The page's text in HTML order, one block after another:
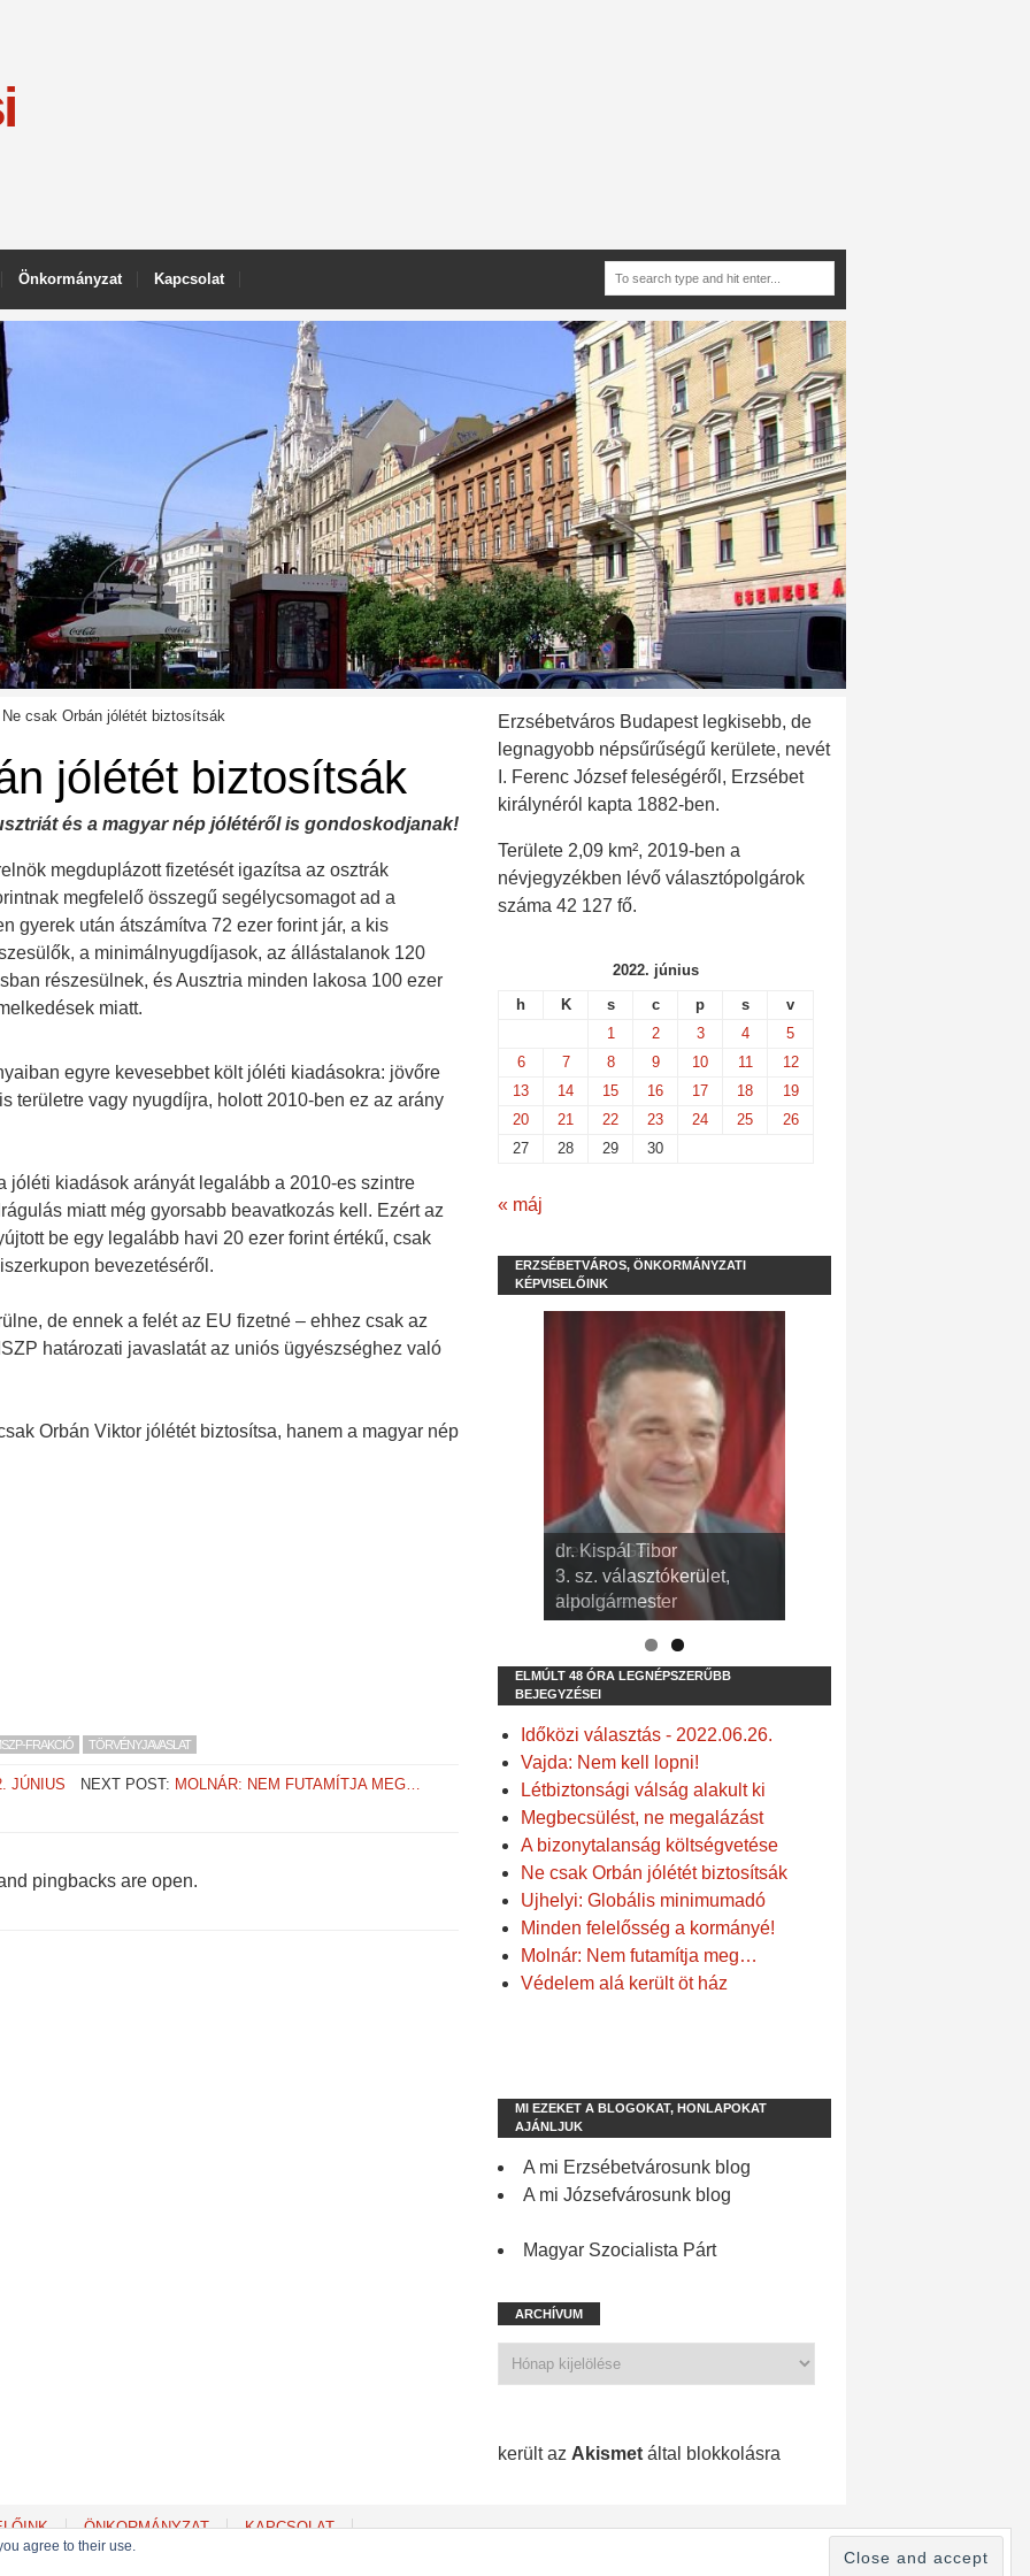
Önkormányzat Kapcsolat
Ne csak Orbán jólétét biztosítsák
jólétét biztosítsák
és a magyar nép jólétéről is gondoskodjanak!
megduplázott fizetését igazítsa az osztrák
megfelelő összegű segélycsomagot ad a
gyerek után átszámítva 72 ezer forint jár, a kis
a minimálnyugdíjasok, az állástalanok 120
részesülnek, és Ausztria minden lakosa 100 ezer
miatt.
egyre kevesebbet költ jóléti kiadásokra: jövőre
területre vagy nyugdíjra, holott 2010-ben ez az arány
jóléti kiadások arányát legalább a 2010-es szintre
miatt még gyorsabb beavatkozás kell. Ezért az
be egy legalább havi 20 ezer forint értékű, csak
bevezetéséről.
de ennek a felét az EU fizetné – ehhez csak az
határozati javaslatát az uniós ügyészséghez való
Orbán Viktor jólétét biztosítsa, hanem a magyar nép
FRAKCIÓ TÖRVÉNYJAVASLAT
JÚNIUS
NEXT POST: MOLNÁR: NEM FUTAMÍTJA MEG…
pingbacks are open.
Erzsébetváros Budapest legkisebb, de
legnagyobb népsűrűségű kerülete, nevét
I. Ferenc József feleségéről, Erzsébet
királynéról kapta 1882-ben.
Területe 2,09 km², 2019-ben a
névjegyzékben lévő választópolgárok
száma 42 127 fő.
2022. június
h
K s c p s
v
1
2 3 4
5
6
7 8 9 10 11
12
13
14 15 16 17 18
19
20
21 22 23 24 25
26
27
28 29 30
« máj
ERZSÉBETVÁROS, ÖNKORMÁNYZATI
KÉPVISELŐINK
dr. Kispál Tibor
3. sz. választókerület,
alpolgármester
Devosa Gábor
9. sz. választókerület,
frakcióvezető
ELMÚLT 48 ÓRA LEGNÉPSZERŰBB
BEJEGYZÉSEI
Időközi választás - 2022.06.26.
Vajda: Nem kell lopni!
Létbiztonsági válság alakult ki
Megbecsülést, ne megalázást
A bizonytalanság költségvetése
Ne csak Orbán jólétét biztosítsák
Ujhelyi: Globális minimumadó
Minden felelősség a kormányé!
Molnár: Nem futamítja meg…
Védelem alá került öt ház
MI EZEKET A BLOGOKAT, HONLAPOKAT
AJÁNLJUK
A mi Erzsébetvárosunk blog
A mi Józsefvárosunk blog
Magyar Szocialista Párt
ARCHÍVUM
került az Akismet által blokkolásra
ÖNKORMÁNYZAT KAPCSOLAT
agree to their use.